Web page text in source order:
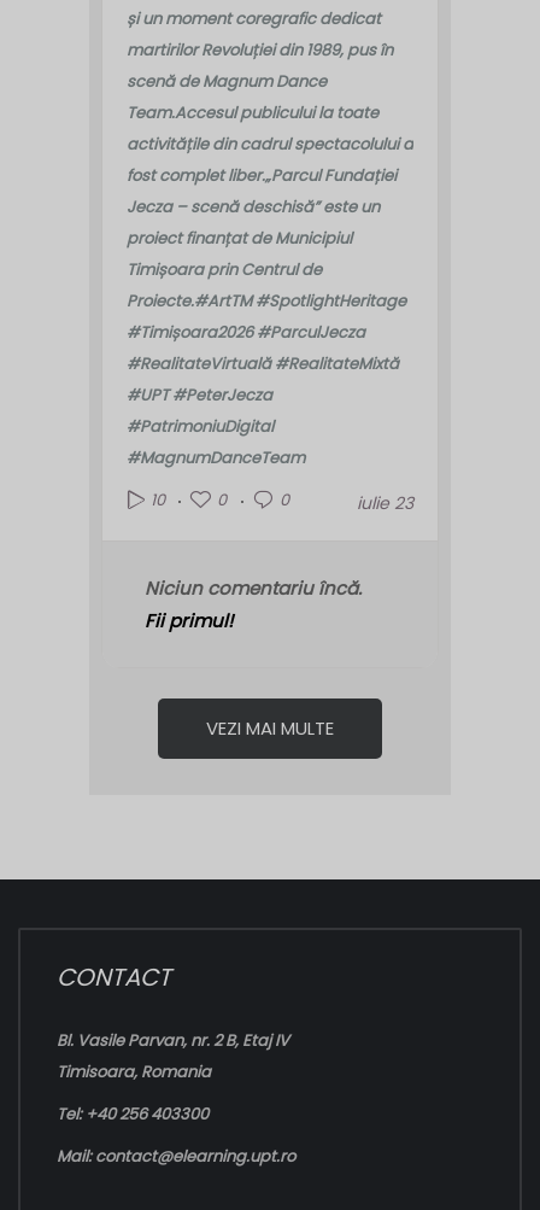
și un moment coregrafic dedicat
martirilor Revoluției din 1989, pus în
scenă de Magnum Dance
Team.Accesul publicului la toate
activitățile din cadrul spectacolului a
fost complet liber.„Parcul Fundației
Jecza – scenă deschisă” este un
proiect finanțat de Municipiul
Timișoara prin Centrul de
Proiecte.#ArtTM #SpotlightHeritage
#Timișoara2026 #ParculJecza
#RealitateVirtuală #RealitateMixtă
#UPT #PeterJecza
#PatrimoniuDigital
#MagnumDanceTeam
10
0 0 iulie 23
Niciun comentariu încă.
Fii primul!
VEZI MAI MULTE
CONTACT
Bl. Vasile Parvan, nr. 2 B, Etaj IV
Timisoara, Romania
Tel: +40 256 403300
Mail:contact@elearning.upt.ro